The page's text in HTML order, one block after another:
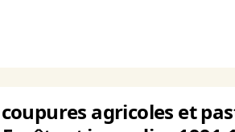
agricoles et